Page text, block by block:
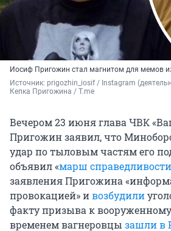
Иосиф Пригожин стал магнитом для мемов
Источник: prigozhin_iosif / Instagram
Кепка Пригожина / T.me
Вечером 23 июня глава ЧВК
Пригожин заявил, что
удар по тыловым частям его
объявил «марш справедливости
заявления Пригожина
провокацией» ивозбудили
факту призыва к
временем вагнеровцы зашли в